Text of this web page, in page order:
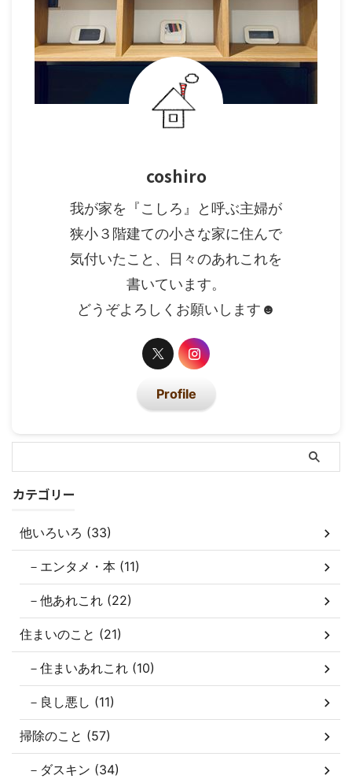
coshiro
我が家を『こしろ』と呼ぶ主婦が
狭小３階建ての小さな家に住んで
気付いたこと、日々のあれこれを
書いています。
どうぞよろしくお願いします☻
Profile
カテゴリー
他いろいろ (33)
－エンタメ・本 (11)
－他あれこれ (22)
住まいのこと (21)
－住まいあれこれ (10)
－良し悪し (11)
掃除のこと (57)
－ダスキン (34)